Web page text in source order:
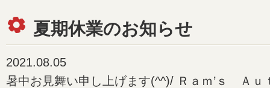
夏期休業のお知らせ
2021.08.05
暑中お見舞い申し上げます(^^)/ Ｒａｍ’ｓ Ａｕ